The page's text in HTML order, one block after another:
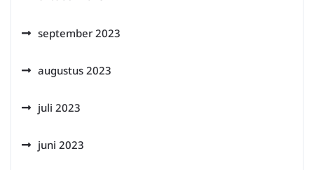
september 2023
augustus 2023
juli 2023
juni 2023